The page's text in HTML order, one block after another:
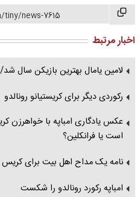
news-7615
اخبار مرتبط
لامین یامال بهترین بازیکن سال
رکوردی دیگر برای کریستیانو رونالدو
عکس یادگاری امباپه با خواهرزن
است یا فرانکلین؟
نامه یک مداح اهل بیت برای کریس
امباپه رکورد رونالدو را شکست